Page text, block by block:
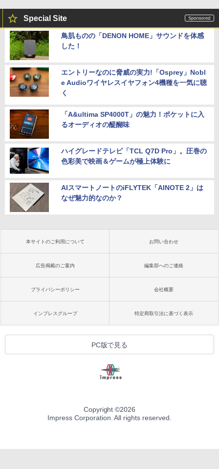
Special Site
鳥肌ものの「DENON HOME」サウンドを体感
した！
エントリーなのに脅威の実力!「Osprey」Nobl
e Audioワイヤレスイヤフォン4機種を一気に聴
く
「A&ultima SP4000T」の魅力！ポケットに入
るオーディオの醍醐味
ハイグレードテレビ「TCL Q7D Pro」。圧巻の
色彩美で映画＆ゲームが極上体験に
AIスマートノートのiFLYTEK「AINOTE 2」は
なぜ魅力的なのか？
本サイトのご利用について お問い合わせ
広告掲載のご案内 編集部へのご連絡
プライバシーポリシー 会社概要
インプレスグループ 特定商取引法に基づく表示
PC版で見る
Copyright ©2026
Impress Corporation. All rights reserved.